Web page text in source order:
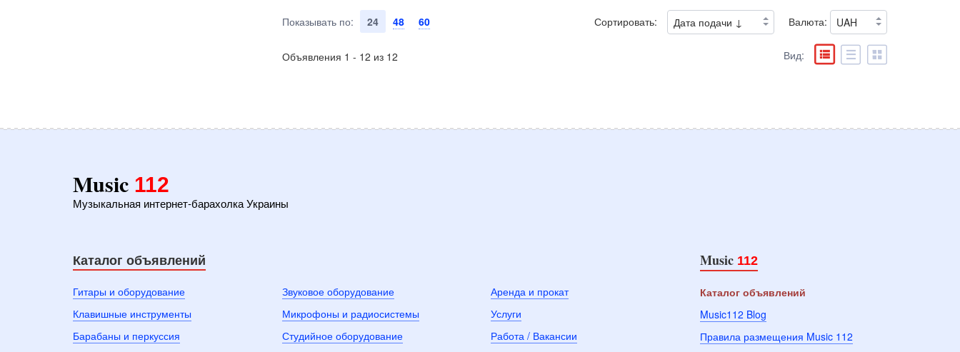
Показывать по: 24 48 60 Валюта:
Сортировать:
Объявления 1 - 12 из 12 Вид:
Music 112
Музыкальная интернет-барахолка Украины
Каталог объявлений
Гитары и оборудование
Клавишные инструменты
Барабаны и перкуссия
Звуковое оборудование
Микрофоны и радиосистемы
Студийное оборудование
Аренда и прокат
Услуги
Работа / Вакансии
Music 112
Каталог объявлений
Music112 Blog
Правила размещения Music 112